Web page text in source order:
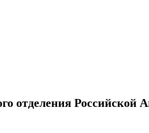
отделения